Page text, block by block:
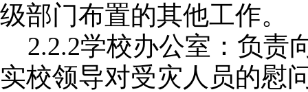
级部门布置的其他工作。
2.2.2学校办公室：负责
实校领导对受灾人员的慰